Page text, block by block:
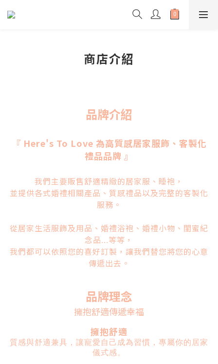
商店介紹
品牌介紹
『 Here's To Love 為高質感居家服飾、客製化
禮品品牌 』
我們主要販售舒適精緻的居家服、睡袍，
並提供各式婚禮相關產品、質感禮品以及完整的客製化
服務。
從居家生活服飾及用品、婚禮浴袍、婚禮小物、閨蜜紀
念品...等等，
我們都可以依照您的喜好訂製，讓我們替您將您的心意
傳遞出去。
品牌理念
擁抱舒適傳遞幸福
擁抱舒適
質感與舒適兼具，讓寵愛自己成為習慣，專屬你的居家
儀式感。